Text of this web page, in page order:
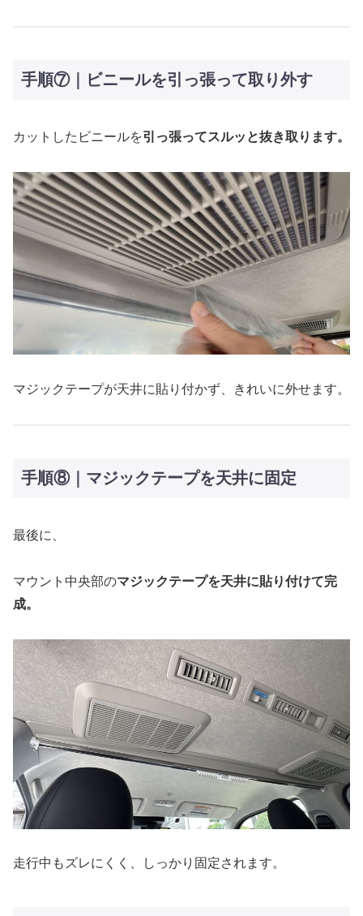
手順⑦｜ビニールを引っ張って取り外す
カットしたビニールを引っ張ってスルッと抜き取ります。
マジックテープが天井に貼り付かず、きれいに外せます。
手順⑧｜マジックテープを天井に固定
最後に、
マウント中央部のマジックテープを天井に貼り付けて完
成。
走行中もズレにくく、しっかり固定されます。